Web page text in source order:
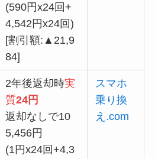
(590円x24回+
4,542円x24回)
[割引額:▲21,9
84]
2年後返却時実
質24円
返却なしで10
5,456円
(1円x24回+4,3
スマホ
乗り換
え.com